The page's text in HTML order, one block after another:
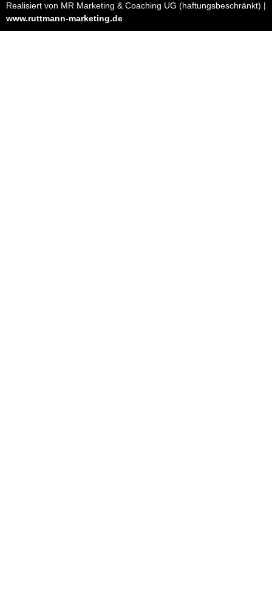
Realisiert von MR Marketing & Coaching UG (haftungsbeschränkt) |
www.ruttmann-marketing.de